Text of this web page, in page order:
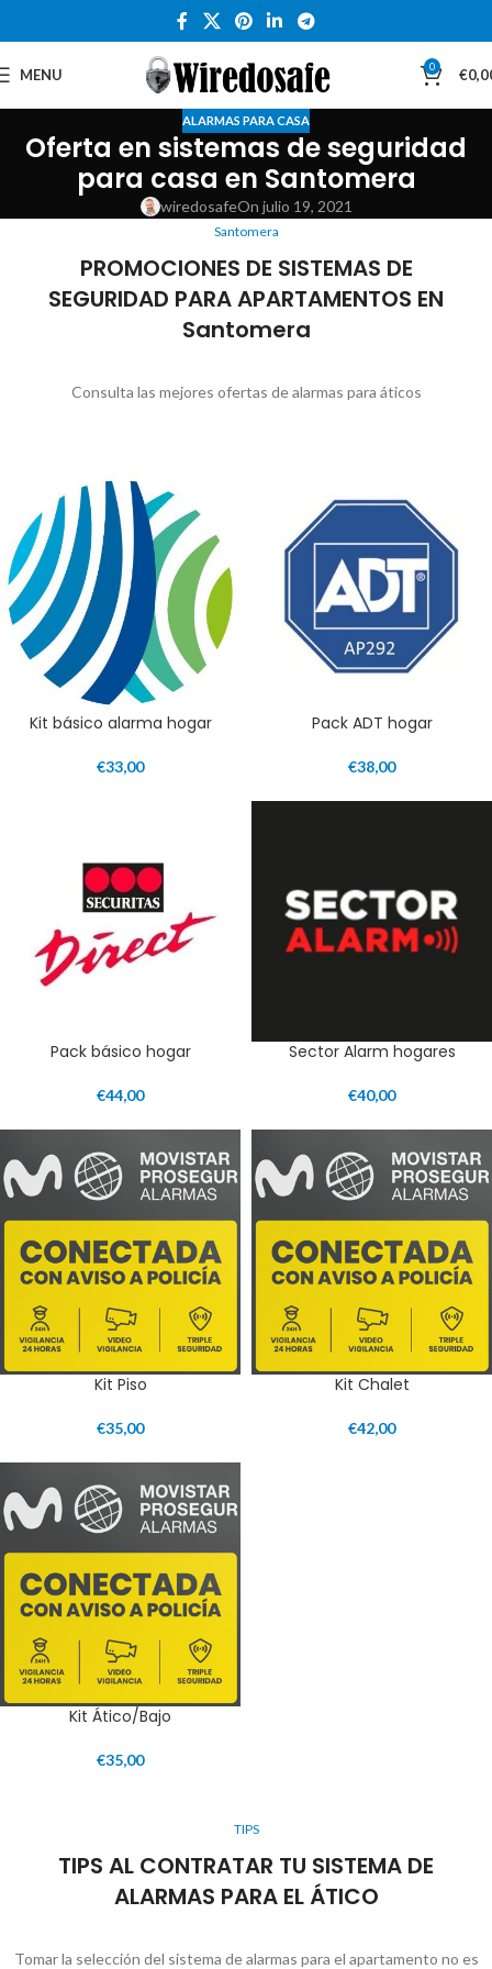
MENU 0 €
ALARMAS PARA CASA
Oferta en sistemas de seguridad
para casa en Santomera
wiredosafeOn julio 19, 2021
Santomera
PROMOCIONES DE SISTEMAS DE
SEGURIDAD PARA APARTAMENTOS EN
Santomera
Consulta las mejores ofertas de alarmas para áticos
Kit básico alarma hogar
€33,00
Pack ADT hogar
€38,00
Pack básico hogar
€44,00
Sector Alarm hogares
€40,00
Kit Piso
€35,00
Kit Chalet
€42,00
Kit Ático/Bajo
€35,00
TIPS
TIPS AL CONTRATAR TU SISTEMA DE
ALARMAS PARA EL ÁTICO
Tomar la selección del sistema de alarmas para el apartamento no es